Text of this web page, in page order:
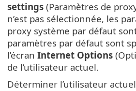
settings (Paramètres de
n’est pas sélectionnée, les
proxy système par défaut
paramètres par défaut sont
l’écran Internet Options
de l’utilisateur actuel.
Déterminer l’utilisateur